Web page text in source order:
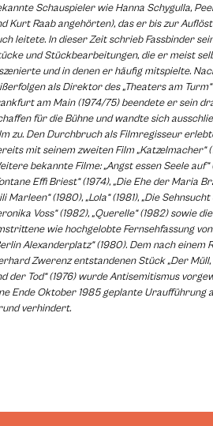
Schauspieler wie Hanna Schygulla,
Kurt Raab angehörten), das er bis zur
leitete. In dieser Zeit schrieb Fassbinder
und Stückbearbeitungen, die er meist
und in denen er häufig mitspielte.
als Direktor des „Theaters am
am Main (1974/75) beendete er sein
für die Bühne und wandte sich
zu. Den Durchbruch als Filmregisseur
mit seinem zweiten Film „Katzelmacher“
bekannte Filme: „Angst essen Seele auf“
Effi Briest“ (1974), „Die Ehe der Maria
Marleen“ (1980), „Lola“ (1981), „Die
Voss“ (1982), „Querelle“ (1982) sowie die
wie hochgelobte Fernsehfassung
Alexanderplatz“ (1980). Dem nach einem
Zwerenz entstandenen Stück „Der
der Tod“ (1976) wurde Antisemitismus
Ende Oktober 1985 geplante Uraufführung
verhindert.